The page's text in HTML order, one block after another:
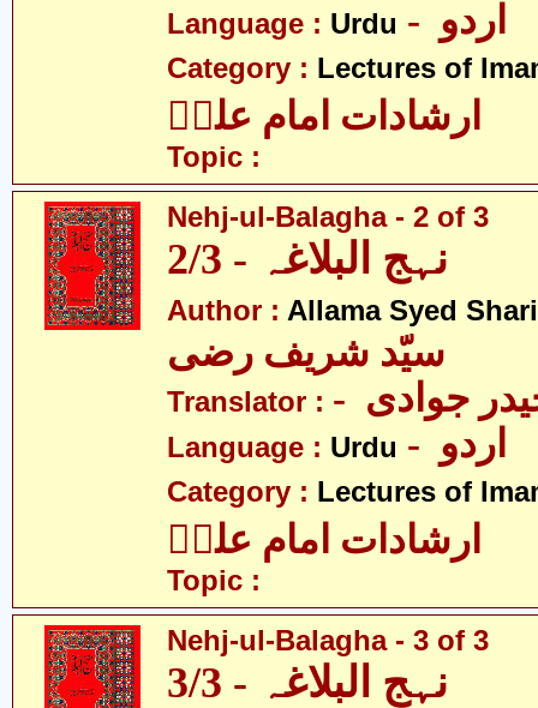
Language : Urdu
Category : Lectures of
ارشادات امام علیؑ
Topic :
Nehj-ul-Balagha - 2 of 3
نہج البلاغہ - 2/3
Author : Allama Syed
سیّد شریف رضی
Translator : جوادی
Language : Urdu
Category : Lectures of
ارشادات امام علیؑ
Topic :
Nehj-ul-Balagha - 3 of 3
نہج البلاغہ - 3/3